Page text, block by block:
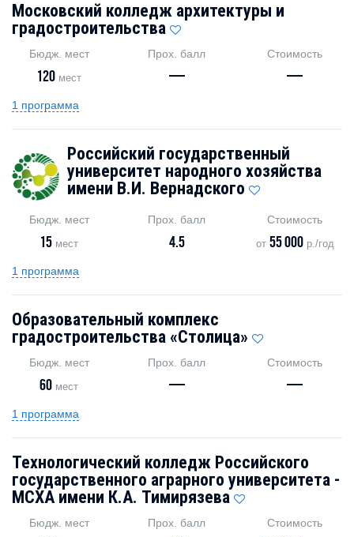
Московский колледж архитектуры и
градостроительства
Бюдж. мест
120 мест
Прох. балл
—
Стоимость
—
1 программа
Российский государственный
университет народного хозяйства
имени В.И. Вернадского
Бюдж. мест
15 мест
Прох. балл
4.5
Стоимость
от 55 000р./год
1 программа
Образовательный комплекс
градостроительства «Столица»
Бюдж. мест
60 мест
Прох. балл
—
Стоимость
—
1 программа
Технологический колледж Российского
государственного аграрного университета -
МСХА имени К.А. Тимирязева
Бюдж. мест Прох. балл Стоимость